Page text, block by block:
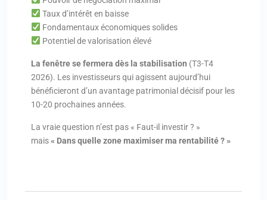
Taux d’intérêt en baisse
Fondamentaux économiques solides
Potentiel de valorisation élevé
La fenêtre se fermera dès la stabilisation (T3-T4
2026). Les investisseurs qui agissent aujourd’hui
bénéficieront d’un avantage patrimonial décisif pour les
10-20 prochaines années.
La vraie question n’est pas « Faut-il investir ? »
mais« Dans quelle zone maximiser ma rentabilité ? »